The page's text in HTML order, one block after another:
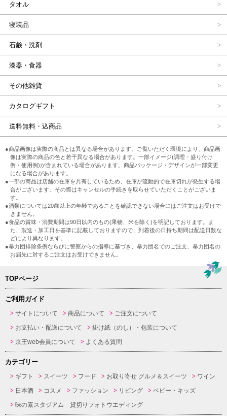
タオル
寝装品
石鹸・洗剤
漆器・食器
その他雑貨
カタログギフト
送料無料・込商品
●商品画像は実際の商品とは異なる場合があります。ご覧いただく環境により、商品画
像は実際の商品の色と若干異なる場合があります。一部イメージ(調理・盛り付け
例・使用例)が含まれている場合があります。商品パッケージ・デザインが一部変更
になる場合があります。
●一部の商品は店舗の在庫を共有しているため、在庫が流動的で在庫切れが発生する場
合がございます。その際はキャンセルの手続きを取らせていただくことがございま
す。
●酒類については20歳以上の年齢であることを確認できない場合にはご注文はお受けで
きません。
●食品の賞味・消費期間は90日以内のもの(果物、米を除く)を明記しております。ま
た、製造・加工日を基準に記載しておりますので、到着後の日持ち期間は配送日数な
どにより異なります。
●暴力団排除条例ならびに警察からの指導に基づき、暴力団名でのご注文、暴力団名の
お届先に対するご注文はお受けできません。
TOPページ
ご利用ガイド
サイトについて 商品について
ご注文について
お支払い・配送について
掛け紙（のし）・包装について
京王web会員について
よくある質問
カテゴリー
ギフト スイーツ フード お取り寄せ グルメ＆スイーツ
ワイン
日本酒
コスメ ファッション リビング
ベビー・キッズ
味の素スタジアム 貸切りフォトウエディング